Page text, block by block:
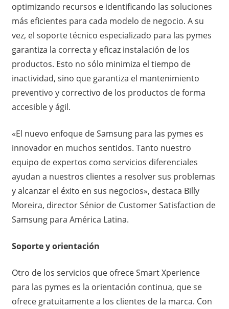
optimizando recursos e identificando las soluciones
más eficientes para cada modelo de negocio. A su
vez, el soporte técnico especializado para las pymes
garantiza la correcta y eficaz instalación de los
productos. Esto no sólo minimiza el tiempo de
inactividad, sino que garantiza el mantenimiento
preventivo y correctivo de los productos de forma
accesible y ágil.
«El nuevo enfoque de Samsung para las pymes es
innovador en muchos sentidos. Tanto nuestro
equipo de expertos como servicios diferenciales
ayudan a nuestros clientes a resolver sus problemas
y alcanzar el éxito en sus negocios», destaca Billy
Moreira, director Sénior de Customer Satisfaction de
Samsung para América Latina.
Soporte y orientación
Otro de los servicios que ofrece Smart Xperience
para las pymes es la orientación continua, que se
ofrece gratuitamente a los clientes de la marca. Con